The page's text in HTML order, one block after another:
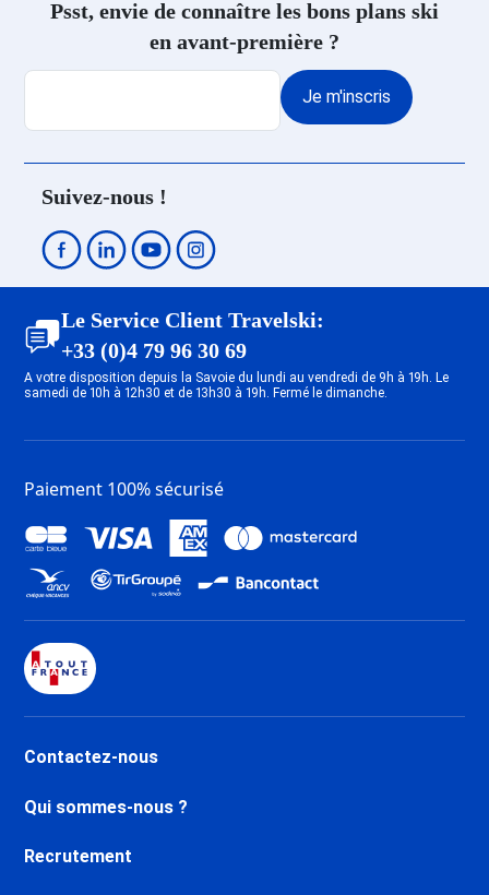
Psst, envie de connaître les bons plans ski
en avant-première ?
Je m'inscris
Suivez-nous !
Le Service Client Travelski:
+33 (0)4 79 96 30 69
A votre disposition depuis la Savoie du lundi au vendredi de 9h à 19h. Le
samedi de 10h à 12h30 et de 13h30 à 19h. Fermé le dimanche.
Paiement 100% sécurisé
Contactez-nous
Qui sommes-nous ?
Recrutement